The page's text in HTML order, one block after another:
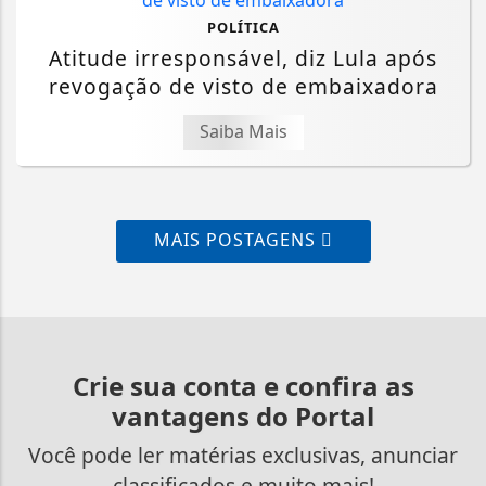
POLÍTICA
Atitude irresponsável, diz Lula após
revogação de visto de embaixadora
Saiba Mais
MAIS POSTAGENS
Crie sua conta e confira as
vantagens do Portal
Você pode ler matérias exclusivas, anunciar